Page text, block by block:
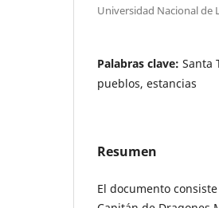
Universidad Nacional de
Palabras clave: Santa
pueblos, estancias
Resumen
El documento